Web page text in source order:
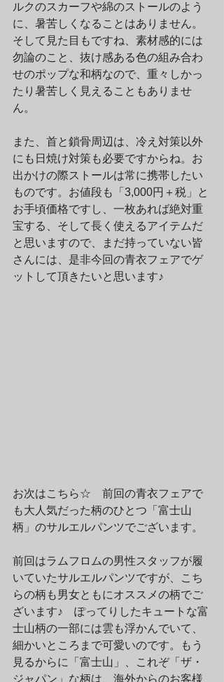
ルクのスカーフや綿のストールのよう
に、暑苦しくなることはありません。
そして見た目もですね、素材感的には
勿論のこと、抜け感ある色の組み合わ
せのポップな和柄なので、重々しかっ
たり暑苦しく見えることもありませ
ん。
また、首と鎖骨周辺は、冷え対策以外
にも日焼け対策も必要ですからね。お
出かけの際ストールは常に携帯したい
ものです。お値段も「3,000円＋税」と
お手頃価格ですし、一枚あれば絶対重
宝する、そして長く使えるアイテムだ
と思いますので、まだ持っていない皆
さんには、是非今回の青衣フェアでゲ
ットして頂きたいと思います♪
お次はこちら☆　前回の青衣フェアで
も大人気だった柄のひとつ「富士山
柄」のサルエルパンツでございます。
前回はラムフロムの男性スタッフが履
いていたサルエルパンツですが、こち
らの柄も男女ともにオススメの柄でご
ざいます♪　ぽってりしたキュートな富
士山柄の一部には雲も浮かんでいて、
細かいところまで可愛いのです。もう
見るからに「富士山」、これぞ「ザ・
ジャパン」な柄は、海外からのお客様